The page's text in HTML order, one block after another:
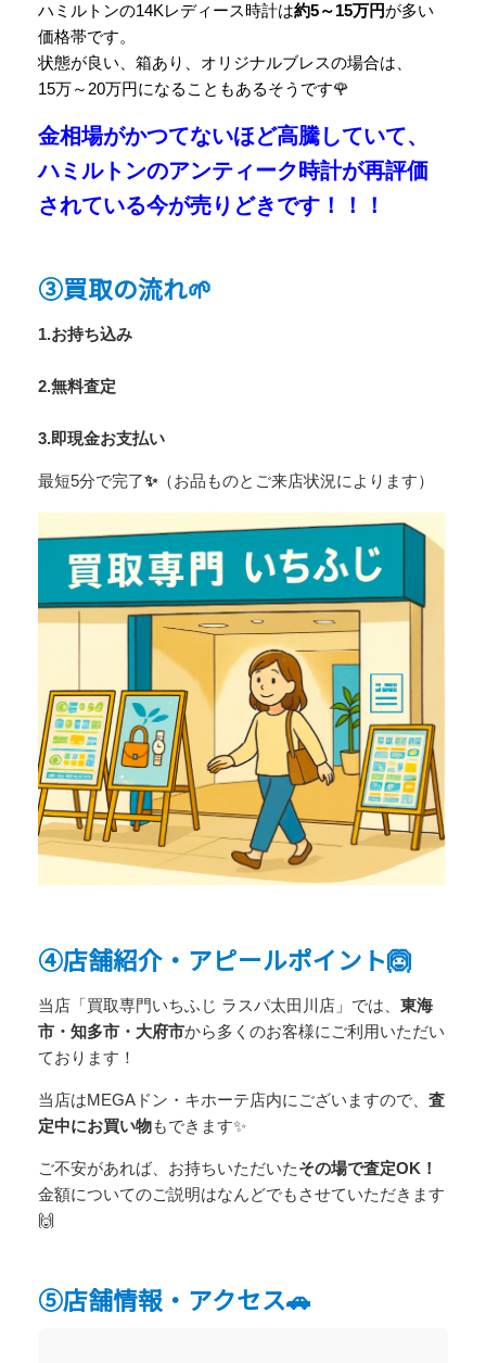
ハミルトンの14Kレディース時計は約5～15万円が多い
価格帯です。
状態が良い、箱あり、オリジナルブレスの場合は、
15万～20万円になることもあるそうです🌹
金相場がかつてないほど高騰していて、
ハミルトンのアンティーク時計が再評価
されている今が売りどきです！！！
③買取の流れ🌱
1.お持ち込み
2.無料査定
3.即現金お支払い
最短5分で完了✨（お品ものとご来店状況によります）
④店舗紹介・アピールポイント🙆
当店「買取専門いちふじ ラスパ太田川店」では、 東海
市・知多市・大府市から多くのお客様にご利用いただい
ております！
当店はMEGAドン・キホーテ店内にございますので、 査
定中にお買い物もできます✨
ご不安があれば、お持ちいただいたその場で査定OK！
金額についてのご説明はなんどでもさせていただきます
🙌
⑤店舗情報・アクセス🚗